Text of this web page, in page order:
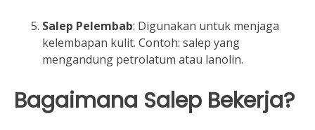
Salep Pelembab: Digunakan untuk menjaga
kelembapan kulit. Contoh: salep yang
mengandung petrolatum atau lanolin.
Bagaimana Salep Bekerja?